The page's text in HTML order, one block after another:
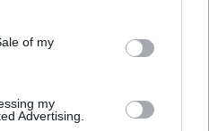
of my
my
Advertising.
na tym skupić. (Moja
ale nie wiem
Być może ktoś z
ciąża nasienie